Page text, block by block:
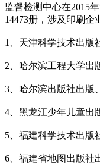
监督检测中心在2015
14473册，涉及印刷企
1、天津科学技术出版
2、哈尔滨工程大学出
3、哈尔滨出版社出版
4、黑龙江少年儿童出
5、福建科学技术出版
6、福建省地图出版社